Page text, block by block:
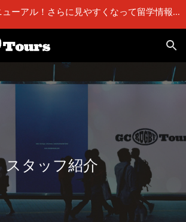
ホームページがリニューアル！さらに見やすくなって留学情報も盛りだくさん！
スタッフ紹介